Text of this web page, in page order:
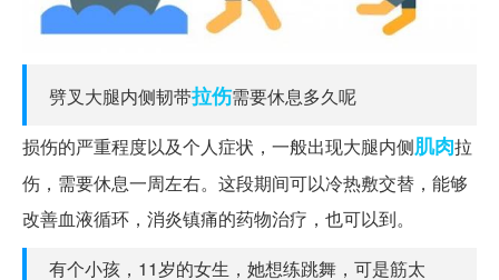
劈叉大腿内侧韧带拉伤需要休息多久呢
损伤的严重程度以及个人症状，一般出现大腿内侧肌肉拉
伤，需要休息一周左右。这段期间可以冷热敷交替，能够
改善血液循环，消炎镇痛的药物治疗，也可以到。
有个小孩，11岁的女生，她想练跳舞，可是筋太